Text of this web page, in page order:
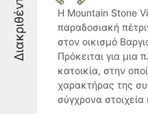
Διακριθέντες
Η Mountain Stone
παραδοσιακή
στον οικισμό
Πρόκειται για μια
κατοικία, στην
χαρακτήρας της
σύγχρονα